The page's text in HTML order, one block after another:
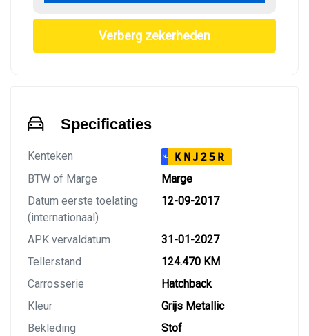
Verberg zekerheden
Specificaties
Kenteken NL KNJ25R
BTW of Marge
Marge
Datum eerste toelating
(internationaal)
12-09-2017
APK vervaldatum
31-01-2027
Tellerstand
124.470 KM
Carrosserie
Hatchback
Kleur
Grijs Metallic
Bekleding
Stof